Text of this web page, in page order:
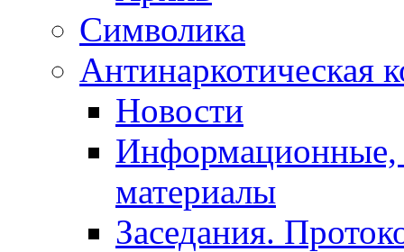
Символика
Антинаркотическая
Новости
Информационные,
материалы
Заседания.